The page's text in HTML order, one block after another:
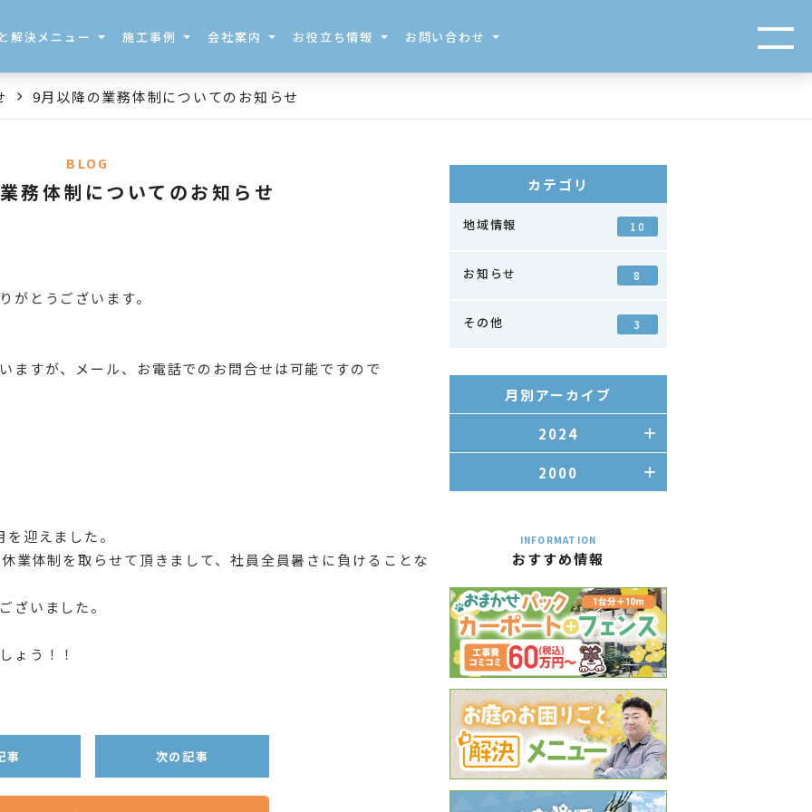
解決メニュー 施工事例 会社案内 お役立ち情報 お問い合わせ
9月以降の業務体制についてのお知らせ
BLOG
務体制についてのお知らせ
がとうございます。
ますが、メール、お電話でのお問合せは可能ですので
迎えました。
業体制を取らせて頂きまして、社員全員暑さに負けることな
ざいました。
ょう！！
事 次の記事
カテゴリ
地域情報 10
お知らせ 8
その他 3
月別アーカイブ
2024
2000
INFORMATION
おすすめ情報